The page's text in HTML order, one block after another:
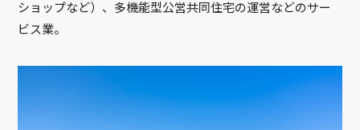
ショップなど）、多機能型公営共同住宅の運営などのサー
ビス業。